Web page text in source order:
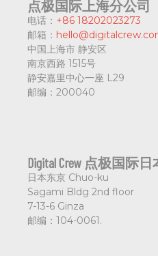
点极国际上海分公司
电话： +86 18202023273
邮箱：
中国上海市 静安区
南京西路 1515号
静安嘉里中心一座 L29
邮编： 200040
Digital Crew 点极国际
日本东京 Chuo-ku
Sagami Bldg 2nd floor
7-13-6 Ginza
邮编： 104-0061.